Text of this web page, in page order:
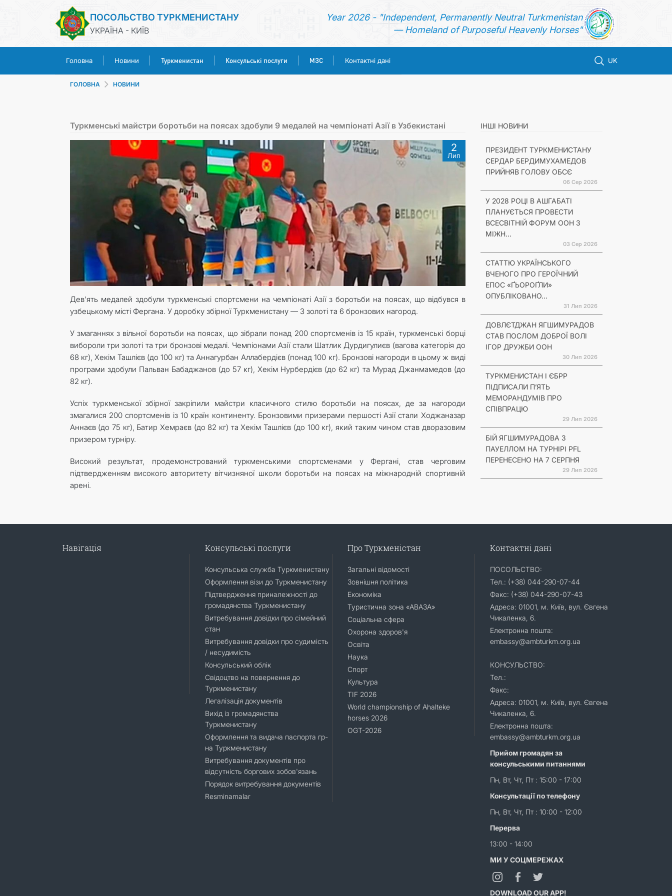
ПОСОЛЬСТВО ТУРКМЕНИСТАНУ
УКРАЇНА - КИЇВ
Year 2026 - "Independent, Permanently Neutral Turkmenistan
— Homeland of Purposeful Heavenly Horses"
Головна Новини Туркменистан Консульські послуги МЗС Контактні дані UK
ТУРКМЕНИСТАН
КОНСУЛЬСЬКІ ПОСЛУГИ
КОНТАКТНІ ДАНІ
ГОЛОВНА НОВИНИ
Туркменські майстри боротьби на поясах здобули 9 медалей на чемпіонаті Азії в Узбекистані
2
Лип
Дев'ять медалей здобули туркменські спортсмени на чемпіонаті Азії з боротьби на поясах, що відбувся в
узбецькому місті Фергана. У доробку збірної Туркменистану — 3 золоті та 6 бронзових нагород.
У змаганнях з вільної боротьби на поясах, що зібрали понад 200 спортсменів із 15 країн, туркменські борці
вибороли три золоті та три бронзові медалі. Чемпіонами Азії стали Шатлик Дурдигулиєв (вагова категорія до
68 кг), Хекім Ташлієв (до 100 кг) та Аннагурбан Аллабердієв (понад 100 кг). Бронзові нагороди в цьому ж виді
програми здобули Пальван Бабаджанов (до 57 кг), Хекім Нурбердієв (до 62 кг) та Мурад Джанмамедов (до
82 кг).
Успіх туркменської збірної закріпили майстри класичного стилю боротьби на поясах, де за нагороди
змагалися 200 спортсменів із 10 країн континенту. Бронзовими призерами першості Азії стали Ходжаназар
Аннаєв (до 75 кг), Батир Хемраєв (до 82 кг) та Хекім Ташлієв (до 100 кг), який таким чином став дворазовим
призером турніру.
Високий результат, продемонстрований туркменськими спортсменами у Фергані, став черговим
підтвердженням високого авторитету вітчизняної школи боротьби на поясах на міжнародній спортивній
арені.
ІНШІ НОВИНИ
ПРЕЗИДЕНТ ТУРКМЕНИСТАНУ
СЕРДАР БЕРДИМУХАМЕДОВ
ПРИЙНЯВ ГОЛОВУ ОБСЄ
06 Сер 2026
У 2028 РОЦІ В АШГАБАТІ
ПЛАНУЄТЬСЯ ПРОВЕСТИ
ВСЕСВІТНІЙ ФОРУМ ООН З
МІЖН...
03 Сер 2026
СТАТТЮ УКРАЇНСЬКОГО
ВЧЕНОГО ПРО ГЕРОЇЧНИЙ
ЕПОС «ҐЬОРОҐЛИ»
ОПУБЛІКОВАНО...
31 Лип 2026
ДОВЛЄТДЖАН ЯГШИМУРАДОВ
СТАВ ПОСЛОМ ДОБРОЇ ВОЛІ
ІГОР ДРУЖБИ ООН
30 Лип 2026
ТУРКМЕНИСТАН І ЄБРР
ПІДПИСАЛИ П’ЯТЬ
МЕМОРАНДУМІВ ПРО
СПІВПРАЦЮ
29 Лип 2026
БІЙ ЯГШИМУРАДОВА З
ПАУЕЛЛОМ НА ТУРНІРІ PFL
ПЕРЕНЕСЕНО НА 7 СЕРПНЯ
29 Лип 2026
Навігація Консульські послуги
Консульська служба Туркменистану
Оформлення візи до Туркменистану
Підтвердження приналежності до
громадянства Туркменистану
Витребування довідки про сімейний
стан
Витребування довідки про судимість
/ несудимість
Консульський облік
Свідоцтво на повернення до
Туркменистану
Легалізація документів
Вихід із громадянства
Туркменистану
Оформлення та видача паспорта гр-
на Туркменистану
Витребування документів про
відсутність боргових зобов'язань
Порядок витребування документів
Resminamalar
Про Туркменістан
Загальні відомості
Зовнішня політика
Економіка
Туристична зона «АВАЗА»
Соціальна сфера
Охорона здоров'я
Освіта
Наука
Спорт
Культура
TIF 2026
World championship of Ahalteke
horses 2026
OGT-2026
Контактні дані
ПОСОЛЬСТВО:
Тел.: (+38) 044-290-07-44
Факс: (+38) 044-290-07-43
Адреса: 01001, м. Київ, вул. Євгена
Чикаленка, 6.
Електронна пошта:
embassy@ambturkm.org.ua
КОНСУЛЬСТВО:
Тел.:
Факс:
Адреса: 01001, м. Київ, вул. Євгена
Чикаленка, 6.
Електронна пошта:
embassy@ambturkm.org.ua
Прийом громадян за
консульськими питаннями
Пн, Вт, Чт, Пт : 15:00 - 17:00
Консультації по телефону
Пн, Вт, Чт, Пт : 10:00 - 12:00
Перерва
13:00 - 14:00
МИ У СОЦМЕРЕЖАХ
DOWNLOAD OUR APP!